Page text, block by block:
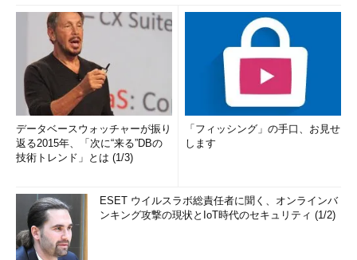
この画面では、どちらのボタンをクリックしてもアップグレー
ドしか選択できないし、タイトルバーの部分にメニューがないの
でウィンドウを閉じることもできない。だがこれは「Windows
10を入手」アプリではなく、Windows Updateが表示している通
知画面である。「Windows 10を入手」アプリ側でアップグレー
ドをキャンセルしておけばよい。
●アップグレード後のロールバック
内ならロールバックして元に戻すことができる。間違ってアップ
グレードした場合や、互換性の問題などでWindows 10が利用で
きないのなら、ロールバックすればよい。具体的な方法について
は以下のTIPSを参照のこと。ロールバック後は、またアップグ
データベースウォッチャーが振り
返る2015年、「次に“来る”DBの
技術トレンド」とは (1/3)
「フィッシング」の手口、お見せ
します
ESET ウイルスラボ総責任者に聞く、オンラインバ
ンキング攻撃の現状とIoT時代のセキュリティ (1/2)